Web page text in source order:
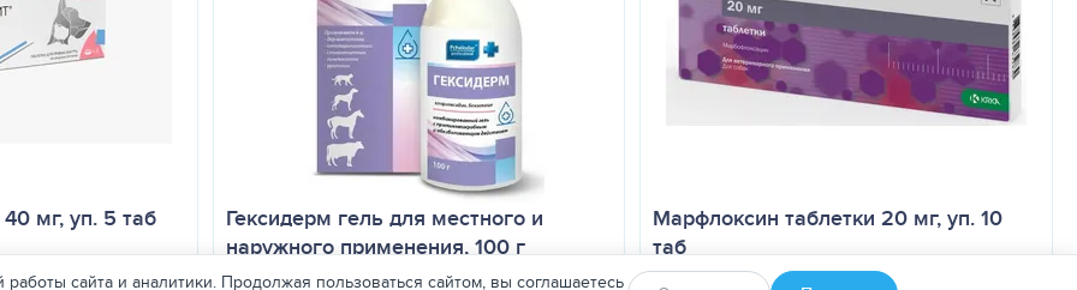
мг, уп. 5 таб
Гексидерм гель для местного и
наружного применения, 100 г
Марфлоксин таблетки 20 мг, уп. 10
таб
сайта и аналитики. Продолжая пользоваться сайтом, вы соглашаетесь